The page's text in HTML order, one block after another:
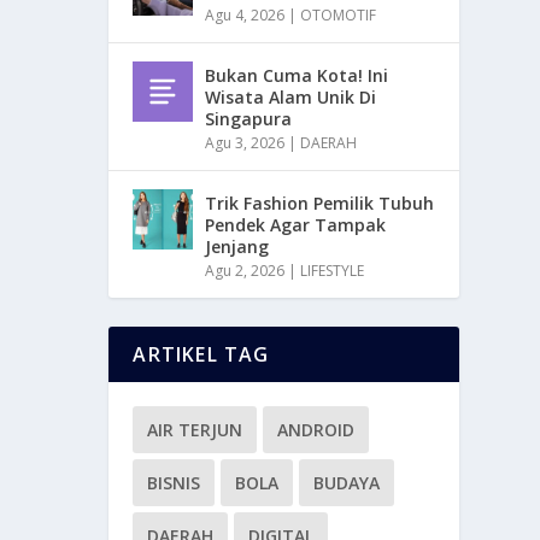
Agu 4, 2026 | OTOMOTIF
Bukan Cuma Kota! Ini
Wisata Alam Unik Di
Singapura
Agu 3, 2026 | DAERAH
Trik Fashion Pemilik Tubuh
Pendek Agar Tampak
Jenjang
Agu 2, 2026 | LIFESTYLE
ARTIKEL TAG
AIR TERJUN ANDROID
BISNIS BOLA BUDAYA